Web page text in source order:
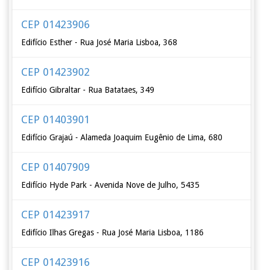
CEP 01423906
Edifício Esther - Rua José Maria Lisboa, 368
CEP 01423902
Edifício Gibraltar - Rua Batataes, 349
CEP 01403901
Edifício Grajaú - Alameda Joaquim Eugênio de Lima, 680
CEP 01407909
Edifício Hyde Park - Avenida Nove de Julho, 5435
CEP 01423917
Edifício Ilhas Gregas - Rua José Maria Lisboa, 1186
CEP 01423916